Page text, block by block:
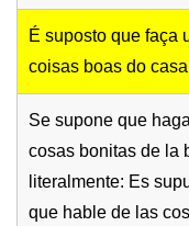
É suposto que faça
coisas boas do
Se supone que
cosas bonitas de la
literalmente: Es
que hable de las